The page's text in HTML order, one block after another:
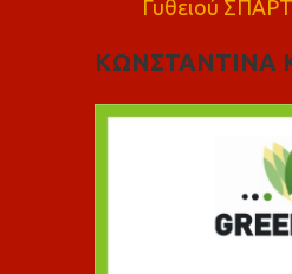
Γυθειού
ΚΩΝΣΤΑΝΤΙΝΑ